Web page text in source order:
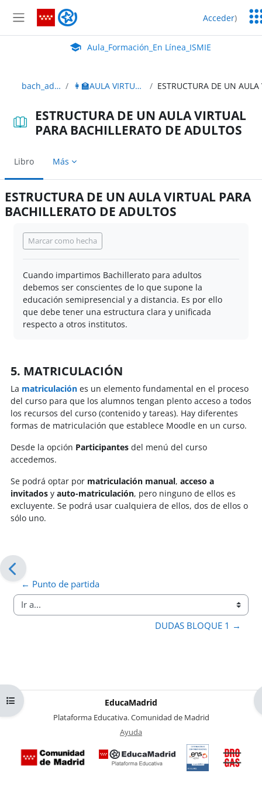
Panel lateral
Aula_Formación_En Línea_ISMIE Acceder)
Aula Virtual de EducaMadrid:
Aula_Formación_En Línea_ISMIE
Abrir índice del curso
bach_adultos_2edición 👩‍🏫AULA VIRTUAL BACHILLERATO ADULTOS
ESTRUCTURA DE UN AULA VIRTUAL
PARA BACHILLERATO DE ADULTOS
Libro Más
ESTRUCTURA DE UN AULA VIRTUAL PARA
BACHILLERATO DE ADULTOS
Marcar como hecha
Cuando impartimos Bachillerato para adultos
debemos ser conscientes de lo que supone la
educación semipresencial y a distancia. Es por ello
que debe tener una estructura clara y unificada
respecto a otros institutos.
5. MATRICULACIÓN
La matriculación es un elemento fundamental en el proceso
del curso para que los alumnos tengan plento acceso a todos
los recursos del curso (contenido y tareas). Hay diferentes
formas de matriculación que establece Moodle en un curso.
Desde la opción Participantes del menú del curso
accedemos.
Se podrá optar por matriculación manual, acceso a
invitados y auto-matriculación, pero ninguno de ellos es
excluyente. Se podrá usar cualquiera de ellos, dos de ellos o
sólo uno.
← Punto de partida
Ir a...
DUDAS BLOQUE 1 →
EducaMadrid
Plataforma Educativa. Comunidad de Madrid
Ayuda
Certificación
de
conformidad
con el del